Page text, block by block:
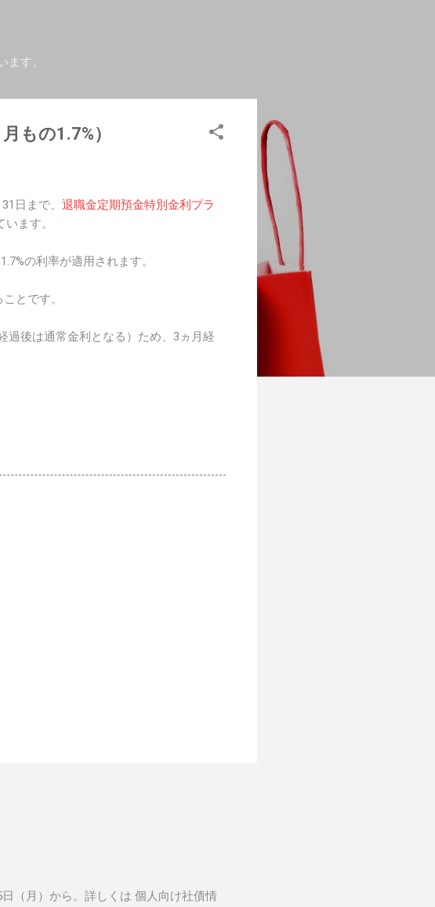
す。
もの1.7%）
日まで、 退職金定期預金特別金利プラ
ます。
の利率が適用されます。
とです。
過後は通常金利となる）ため、3ヵ月経
（月）から。詳しくは 個人向け社債情